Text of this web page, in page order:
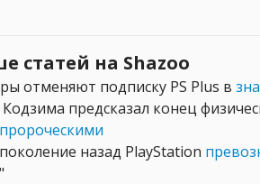
статей на Shazoo
отменяют подписку PS Plus в
предсказал конец
назад PlayStation
"